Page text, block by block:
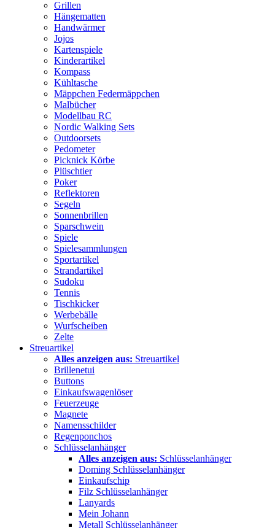
Grillen
Hängematten
Handwärmer
Jojos
Kartenspiele
Kinderartikel
Kompass
Kühltasche
Mäppchen Federmäppchen
Malbücher
Modellbau RC
Nordic Walking Sets
Outdoorsets
Pedometer
Picknick Körbe
Plüschtier
Poker
Reflektoren
Segeln
Sonnenbrillen
Sparschwein
Spiele
Spielesammlungen
Sportartikel
Strandartikel
Sudoku
Tennis
Tischkicker
Werbebälle
Wurfscheiben
Zelte
Streuartikel
Alles anzeigen aus: Streuartikel
Brillenetui
Buttons
Einkaufswagenlöser
Feuerzeuge
Magnete
Namensschilder
Regenponchos
Schlüsselanhänger
Alles anzeigen aus: Schlüsselanhänger
Doming Schlüsselanhänger
Einkaufschip
Filz Schlüsselanhänger
Lanyards
Mein Johann
Metall Schlüsselanhänger